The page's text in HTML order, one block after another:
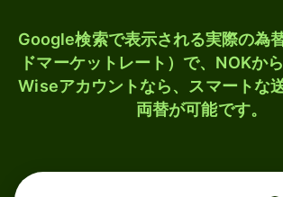
Google検索で表示される実際の為
ドマーケットレート）で、NOKか
Wiseアカウントなら、スマートな
両替が可能です。